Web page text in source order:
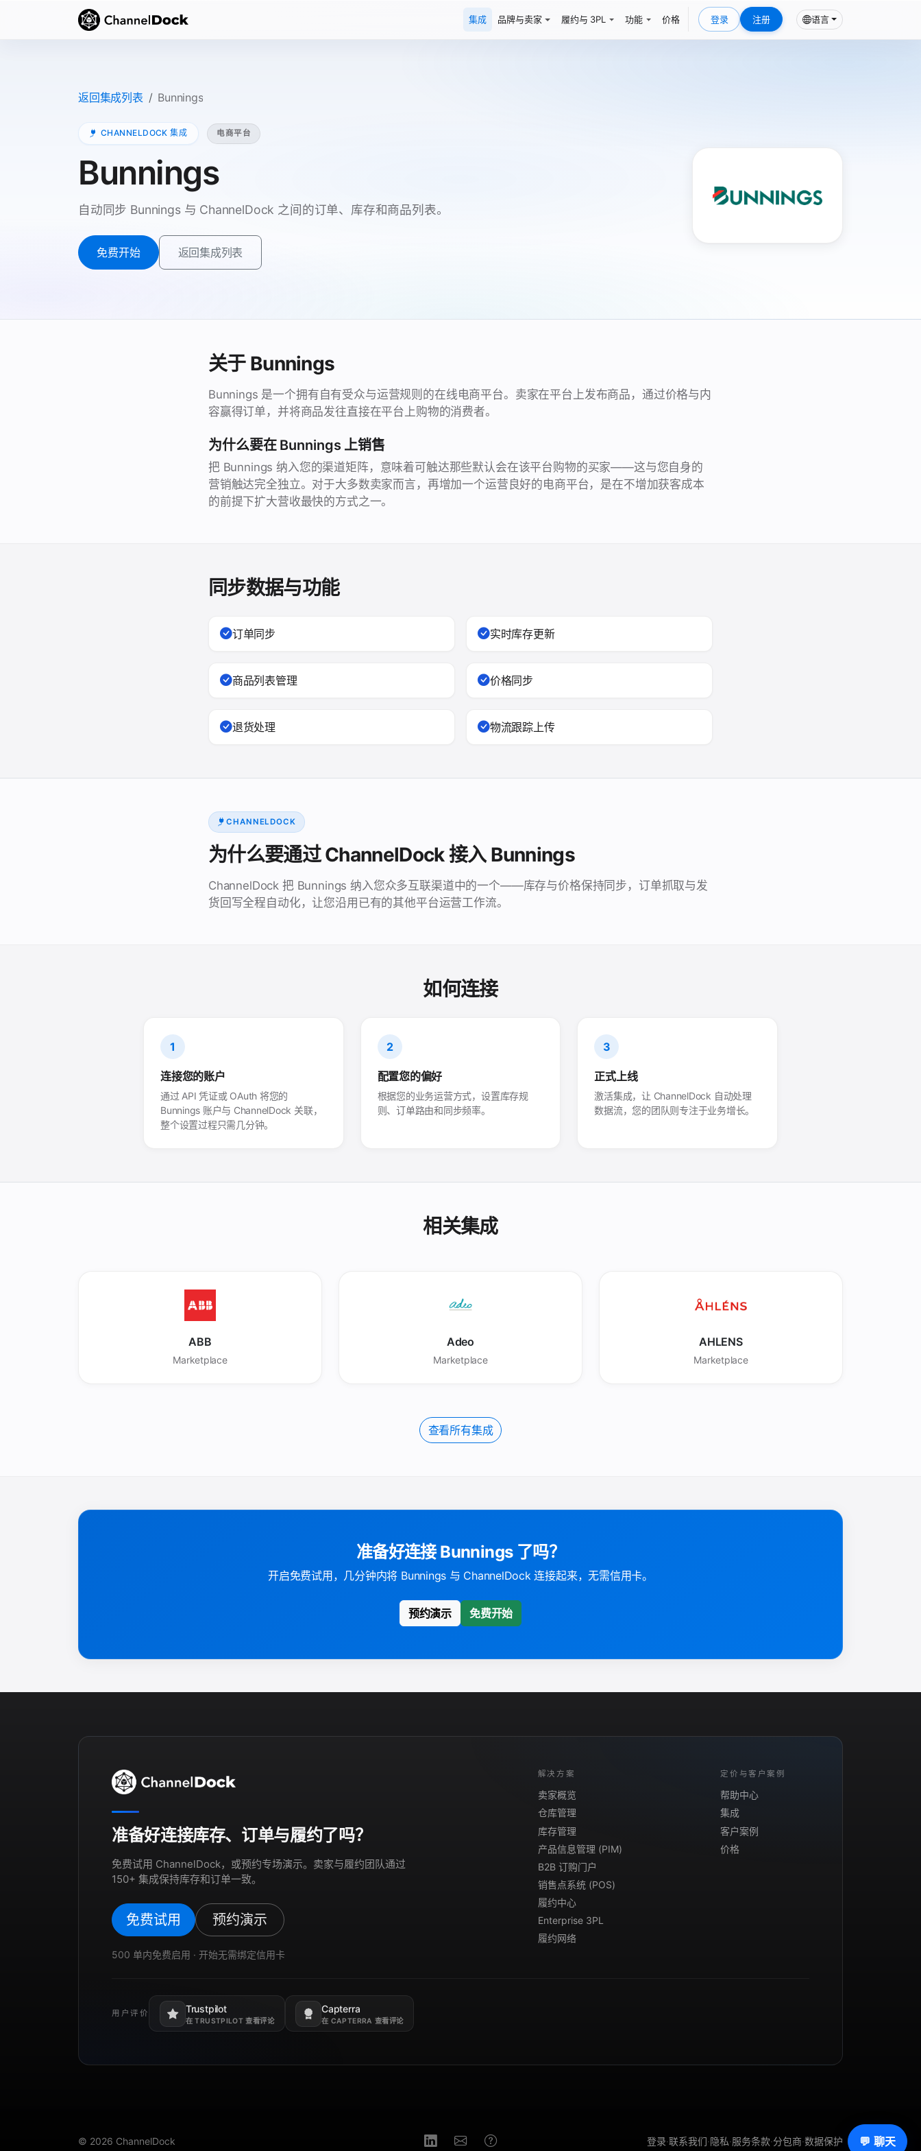
💬 聊天
集成 品牌与卖家 履约与 3PL 功能 价格 登录 注册 语言
返回集成列表 Bunnings
CHANNELDOCK 集成 电商平台
Bunnings
自动同步 Bunnings 与 ChannelDock 之间的订单、库存和商品列表。
免费开始 返回集成列表
关于 Bunnings
Bunnings 是一个拥有自有受众与运营规则的在线电商平台。卖家在平台上发布商品，通过价格与内
容赢得订单，并将商品发往直接在平台上购物的消费者。
为什么要在 Bunnings 上销售
把 Bunnings 纳入您的渠道矩阵，意味着可触达那些默认会在该平台购物的买家——这与您自身的
营销触达完全独立。对于大多数卖家而言，再增加一个运营良好的电商平台，是在不增加获客成本
的前提下扩大营收最快的方式之一。
同步数据与功能
订单同步 实时库存更新
商品列表管理 价格同步
退货处理 物流跟踪上传
CHANNELDOCK
为什么要通过 ChannelDock 接入 Bunnings
ChannelDock 把 Bunnings 纳入您众多互联渠道中的一个——库存与价格保持同步，订单抓取与发
货回写全程自动化，让您沿用已有的其他平台运营工作流。
如何连接
1
连接您的账户
通过 API 凭证或 OAuth 将您的
Bunnings 账户与 ChannelDock 关联，
整个设置过程只需几分钟。
2
配置您的偏好
根据您的业务运营方式，设置库存规
则、订单路由和同步频率。
3
正式上线
激活集成，让 ChannelDock 自动处理
数据流，您的团队则专注于业务增长。
相关集成
ABB
Marketplace
Adeo
Marketplace
AHLENS
Marketplace
查看所有集成
准备好连接 Bunnings 了吗？
开启免费试用，几分钟内将 Bunnings 与 ChannelDock 连接起来，无需信用卡。
预约演示 免费开始
准备好连接库存、订单与履约了吗？
免费试用 ChannelDock，或预约专场演示。卖家与履约团队通过
150+ 集成保持库存和订单一致。
免费试用 预约演示
500 单内免费启用 · 开始无需绑定信用卡
解决方案
卖家概览
仓库管理
库存管理
产品信息管理 (PIM)
B2B 订购门户
销售点系统 (POS)
履约中心
Enterprise 3PL
履约网络
定价与客户案例
帮助中心
集成
客户案例
价格
用户评价 Trustpilot
在 TRUSTPILOT 查看评论
在新标签页打开。
Capterra
在 CAPTERRA 查看评论
在新标签页打开。
© 2026 ChannelDock 登录·联系我们·隐私·服务条款·分包商·数据保护